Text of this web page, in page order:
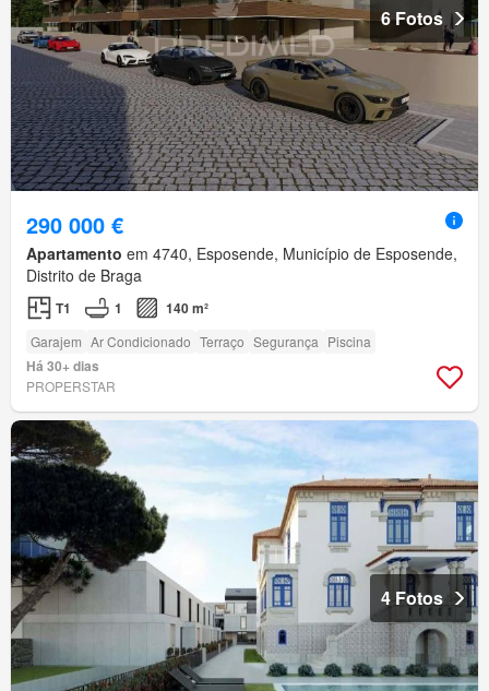
6 Fotos
290 000 €
Apartamento em 4740, Esposende, Município de Esposende,
Distrito de Braga
T1 1 140 m²
Garajem Ar Condicionado Terraço Segurança Piscina
Há 30+ dias
PROPERSTAR
4 Fotos